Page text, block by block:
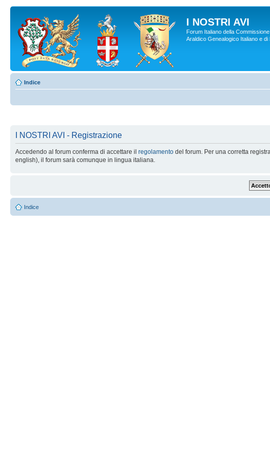
I NOSTRI AVI
Forum Italiano della
Araldico Genealogico Italiano e
Indice
I NOSTRI AVI - Registrazione
Accedendo al forum conferma di accettare il regolamento del forum. Per una corretta
english), il forum sarà comunque in lingua italiana.
Indice